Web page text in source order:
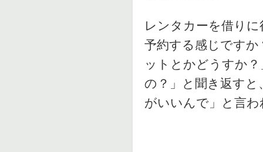
レンタカーを借り
予約する感じです
ットとかどうすか
の？」と聞き返す
がいいんで」と言